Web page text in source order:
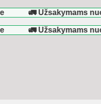
🚛 Užsakymams nuo39 €
🚛 Užsakymams nuo39 €